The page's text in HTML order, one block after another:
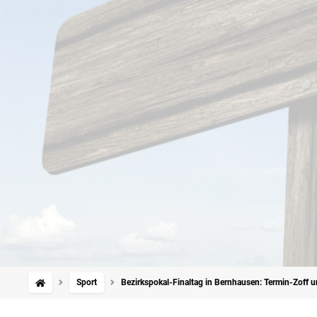
Sport Bezirkspokal-Finaltag in Bernhausen: Termin-Zoff